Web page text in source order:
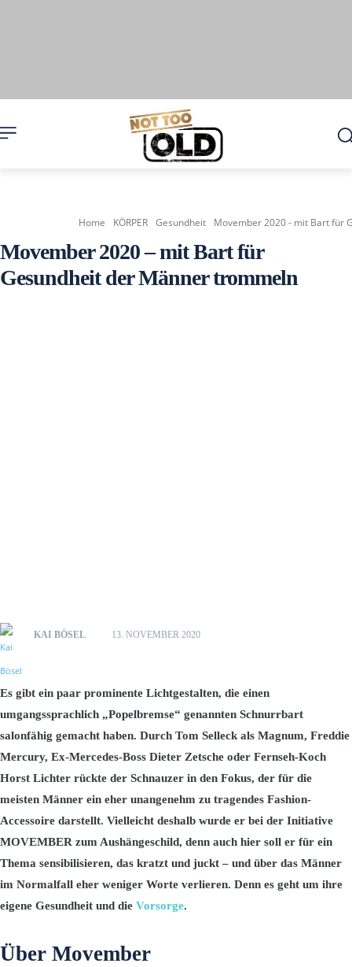
Home KÖRPER Gesundheit Movember 2020 - mit Bart für
Movember 2020 – mit Bart für
Gesundheit der Männer trommeln
KAI BÖSEL 13. NOVEMBER 2020
Es gibt ein paar prominente Lichtgestalten, die einen
umgangssprachlich „Popelbremse“ genannten Schnurrbart
salonfähig gemacht haben. Durch Tom Selleck als Magnum, Freddie
Mercury, Ex-Mercedes-Boss Dieter Zetsche oder Fernseh-Koch
Horst Lichter rückte der Schnauzer in den Fokus, der für die
meisten Männer ein eher unangenehm zu tragendes Fashion-
Accessoire darstellt. Vielleicht deshalb wurde er bei der Initiative
MOVEMBER zum Aushängeschild, denn auch hier soll er für ein
Thema sensibilisieren, das kratzt und juckt – und über das Männer
im Normalfall eher weniger Worte verlieren. Denn es geht um ihre
eigene Gesundheit und die Vorsorge.
Über Movember